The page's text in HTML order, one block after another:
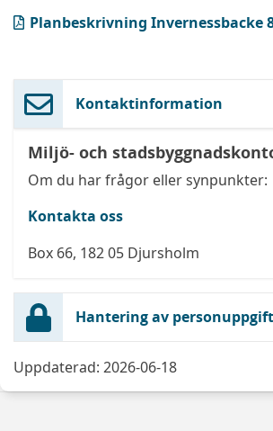
Planbeskrivning Invernessbacke
(PDF, öppnas i ny flik)
Kontaktinformation
Miljö- och
Om du har frågor eller synpunkter:
Kontakta oss
Box 66, 182 05 Djursholm
Hantering av
Uppdaterad: 2026-06-18